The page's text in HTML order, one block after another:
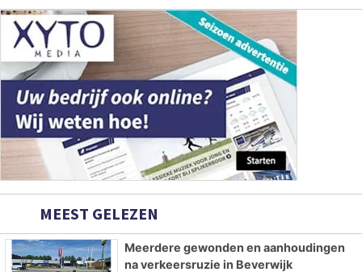
MEEST GELEZEN
Meerdere gewonden en aanhoudingen
na verkeersruzie in Beverwijk